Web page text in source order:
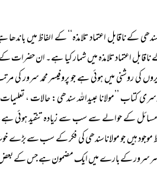
ناقابل اعتماد تلامذہ‘‘ کے الفاظ میں باندھا
اعتماد تلامذہ میں شمار کیا ہے۔ ان حضرات کے
کی روشنی میں ہوئی ہے جو پروفیسر محمد سرور
کتاب ’’مولانا عبیداللہ سندھی: حالات ،
کے حوالے سے سب سے زیادہ تنقید ہوئی ہے،
ہیں جو مولاناسندھی کی فکر کے سب سے بڑے
سرور کے بارے میں ایک مضمون ہے جس کے